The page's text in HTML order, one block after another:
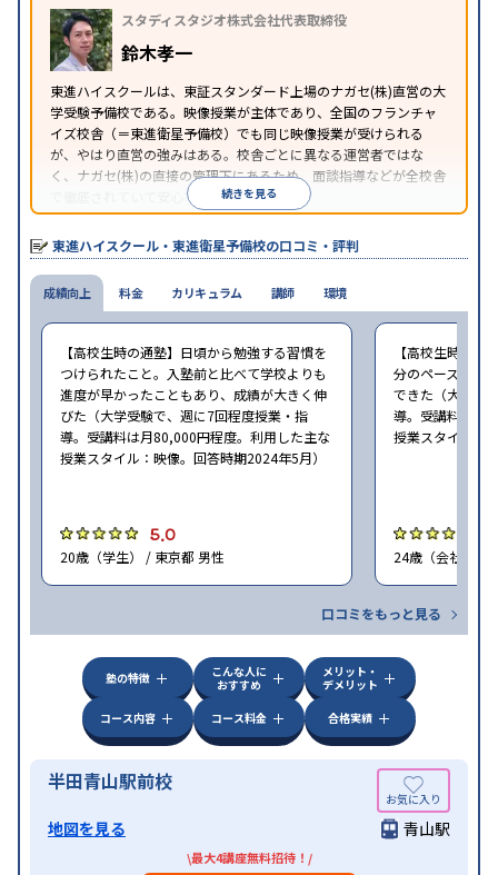
スタディスタジオ株式会社代表取締役
鈴木孝一
東進ハイスクールは、東証スタンダード上場のナガセ(株)直営の大
学受験予備校である。映像授業が主体であり、全国のフランチャ
イズ校舎（＝東進衛星予備校）でも同じ映像授業が受けられる
が、やはり直営の強みはある。校舎ごとに異なる運営者ではな
く、ナガセ(株)の直接の管理下にあるため、面談指導などが全校舎
で徹底されていて安心できる。
東進衛星予備校は、運営会社により指導方針や校舎のルールが異
なる。体験授業では、授業のみで判断するのではなく、担当者や
校舎雰囲気、校舎での合格実績などを確認すると良いだろう。
続きを見る
東進ハイスクール・東進衛星予備校の口コミ・評判
成績向上
【高校生時の通塾】日頃から勉強する習慣を
つけられたこと。入塾前と比べて学校よりも
進度が早かったこともあり、成績が大きく伸
びた（大学受験で、週に7回程度授業・指
導。受講料は月80,000円程度。利用した主な
授業スタイル：映像。回答時期2024年5月）
5.0
20歳（学生） / 東京都 男性
【高校生時の通
分のペースで進
できた（大学受
導。受講料は月
授業スタイル：
24歳（会社員<
口コミをもっと見る
料金 カリキュラム 講師 環境
塾の特徴
こんな人に
おすすめ
メリット・
デメリット
コース内容
コース料金 合格実績
半田青山駅前校
地図を見る 青山駅
\最大4講座無料招待！/